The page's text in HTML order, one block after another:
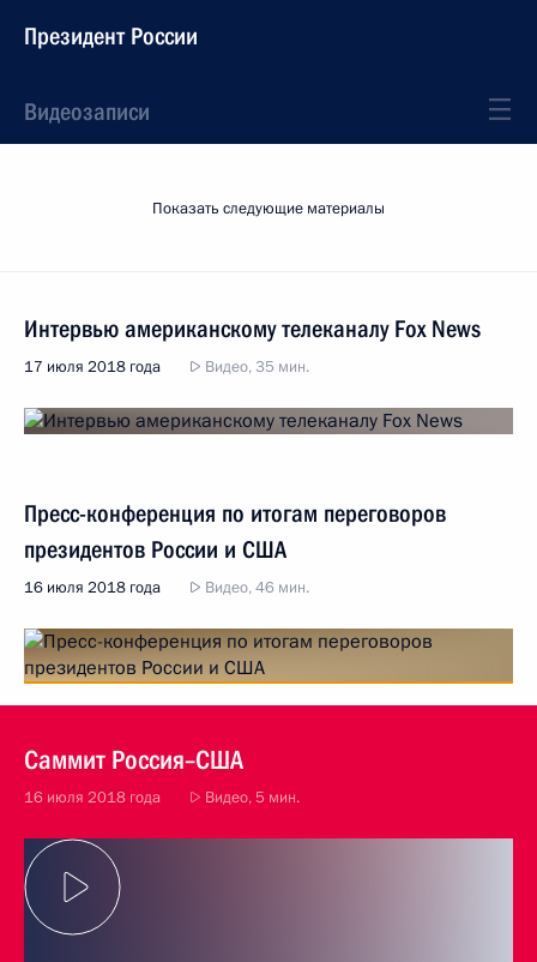
Президент России
Видеозаписи
Показать следующие материалы
Интервью американскому телеканалу Fox News
17 июля 2018 года Видео, 35 мин.
Пресс-конференция по итогам переговоров
президентов России и США
16 июля 2018 года Видео, 46 мин.
Саммит Россия–США
16 июля 2018 года Видео, 5 мин.